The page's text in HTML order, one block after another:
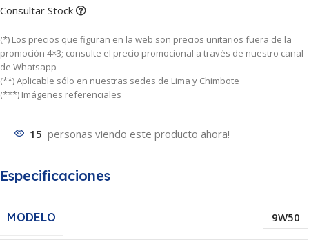
Consultar Stock
(*) Los precios que figuran en la web son precios unitarios fuera de la
promoción 4×3; consulte el precio promocional a través de nuestro canal
de Whatsapp
(**) Aplicable sólo en nuestras sedes de Lima y Chimbote
(***) Imágenes referenciales
15 personas viendo este producto ahora!
Especificaciones
MODELO 9W50